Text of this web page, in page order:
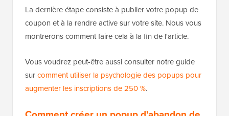
La dernière étape consiste à publier votre popup de
coupon et à la rendre active sur votre site. Nous vous
montrerons comment faire cela à la fin de l'article.
Vous voudrez peut-être aussi consulter notre guide
surcomment utiliser la psychologie des popups pour
augmenter les inscriptions de 250 %.